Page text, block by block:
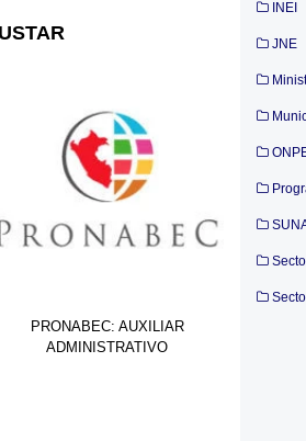
PRONABEC: AUXILIAR
ADMINISTRATIVO
INEI
JNE